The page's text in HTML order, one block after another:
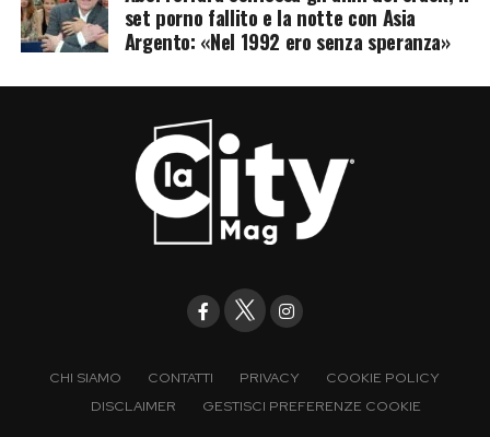
set porno fallito e la notte con Asia
Argento: «Nel 1992 ero senza speranza»
CHI SIAMO CONTATTI PRIVACY
COOKIE POLICY
DISCLAIMER
GESTISCI PREFERENZE COOKIE